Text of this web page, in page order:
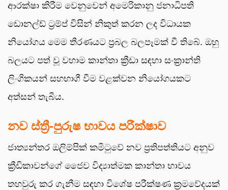
ආරක්ෂා කිරීම වෙනුවෙන් අමෙරිකානු ජනාධිපති
ඩොනල්ඩ් ට්‍රම්ප් විසින් නිකුත් කරන ලද විධායක
නියෝගය මෙම තීරණයට ප්‍රබල බලපෑමක් වී තිබේ. ඔහු
බලයට පත් වූ වහාම කාන්තා ක්‍රීඩා සඳහා සංක්‍රාන්ති
ලිංගිකයන් සහභාගී වීම වළක්වන නියෝගයකට
අත්සන් තැබීය.
නව ස්ත්‍රී-පුරුෂ භාවය පරීක්ෂාව
ජාත්‍යන්තර ඔලිම්පික් කමිටුවේ නව ප්‍රතිපත්තියට අනුව
ක්‍රීඩිකාවන්ගේ ජෛව විද්‍යාත්මක කාන්තා භාවය
තහවුරු කර ගැනීම සඳහා විශේෂ පරීක්ෂණ ක්‍රමවේදයක්